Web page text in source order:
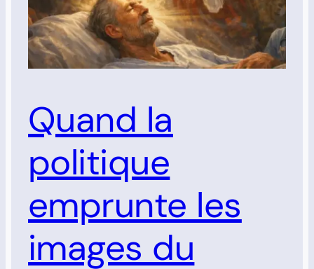
Quand la
politique
emprunte les
images du